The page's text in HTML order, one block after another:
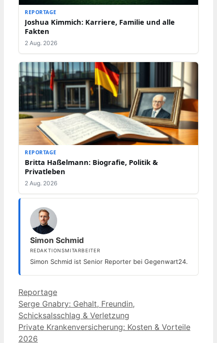
REPORTAGE
Joshua Kimmich: Karriere, Familie und alle
Fakten
2 Aug. 2026
REPORTAGE
Britta Haßelmann: Biografie, Politik &
Privatleben
2 Aug. 2026
Simon Schmid
REDAKTIONSMITARBEITER
Simon Schmid ist Senior Reporter bei Gegenwart24.
Kategorien
Reportage
Serge Gnabry: Gehalt, Freundin,
Schicksalsschlag & Verletzung
Private Krankenversicherung: Kosten & Vorteile
2026